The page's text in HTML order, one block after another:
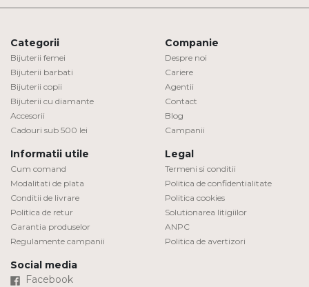
Categorii
Bijuterii femei
Bijuterii barbati
Bijuterii copii
Bijuterii cu diamante
Accesorii
Cadouri sub 500 lei
Companie
Despre noi
Cariere
Agentii
Contact
Blog
Campanii
Informatii utile
Cum comand
Modalitati de plata
Conditii de livrare
Politica de retur
Garantia produselor
Regulamente campanii
Legal
Termeni si conditii
Politica de confidentialitate
Politica cookies
Solutionarea litigiilor
ANPC
Politica de avertizori
Social media
Facebook